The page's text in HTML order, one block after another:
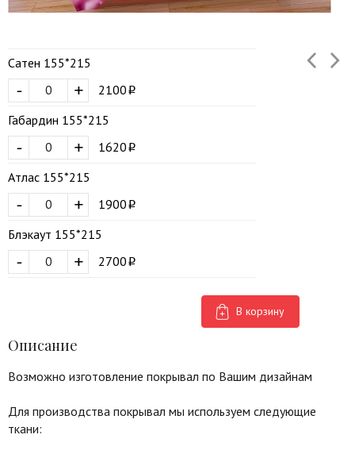
Сатен 155*215
+
-
2100
Габардин 155*215
+
-
1620
Атлас 155*215
+
-
1900
Блэкаут 155*215
+
- 2700
В корзину
Описание
Возможно изготовление покрывал по Вашим дизайнам
Для производства покрывал мы используем следующие
ткани: